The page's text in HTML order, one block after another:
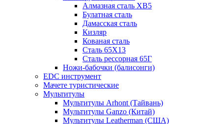
Алмазная сталь ХВ5
Булатная сталь
Дамасская сталь
Кизляр
Кованая сталь
Сталь 65Х13
Сталь рессорная 65Г
Ножи-бабочки (балисонги)
EDC инструмент
Мачете туристические
Мультитулы
Мультитулы Arhont (Тайвань)
Мультитулы Ganzo (Китай)
Мультитулы Leatherman (США)